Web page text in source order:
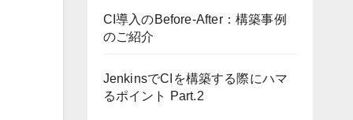
CI導入のBefore-After：構築事例
のご紹介
JenkinsでCIを構築する際にハマ
るポイント Part.2